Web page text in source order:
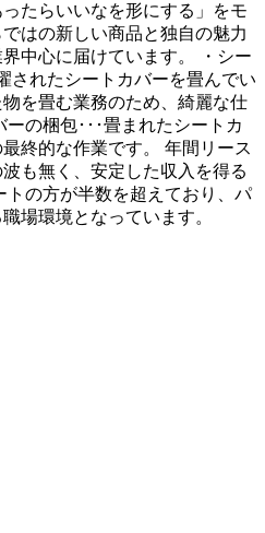
たらいいなを形にする」をモ
はの新しい商品と独自の魅力
中心に届けています。 ・シー
されたシートカバーを畳んでい
を畳む業務のため、綺麗な仕
の梱包･･･畳まれたシートカ
終的な作業です。 年間リース
も無く、安定した収入を得る
トの方が半数を超えており、パ
場環境となっています。